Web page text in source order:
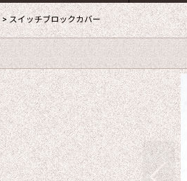
> スイッチブロックカバー